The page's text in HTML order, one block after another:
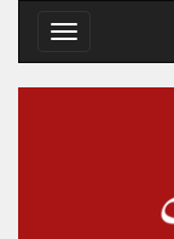
Toggle